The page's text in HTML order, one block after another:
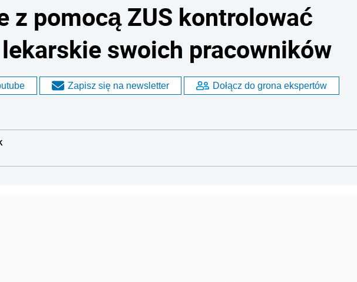
z pomocą ZUS kontrolować
swoich pracowników
Zapisz się na newsletter Dołącz do grona ekspertów